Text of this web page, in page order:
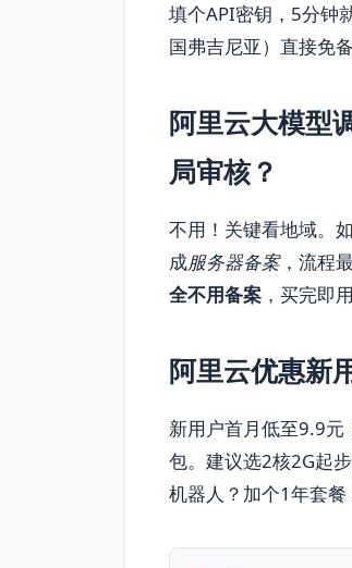
填个API密钥，5分钟
国弗吉尼亚）直接免
阿里云大模型
局审核？
不用！关键看地域。
成服务器备案，流程
全不用备案 ，买完即
阿里云优惠新
新用户首月低至9.9元
包。建议选2核2G起
机器人？加个1年套